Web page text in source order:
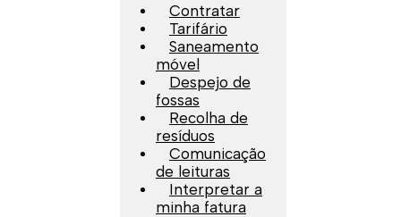
Contratar
Tarifário
Saneamento
móvel
Despejo de
fossas
Recolha de
resíduos
Comunicação
de leituras
Interpretar a
minha fatura